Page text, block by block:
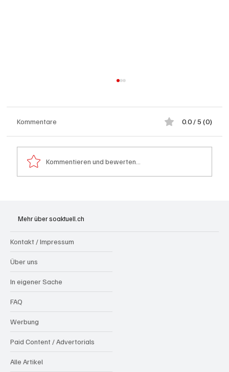
nutzen
Kommentare 0.0 / 5 (0)
Kommentieren und bewerten...
Mehr über soaktuell.ch
Kontakt / Impressum
Über uns
In eigener Sache
FAQ
Werbung
Paid Content / Advertorials
Alle Artikel